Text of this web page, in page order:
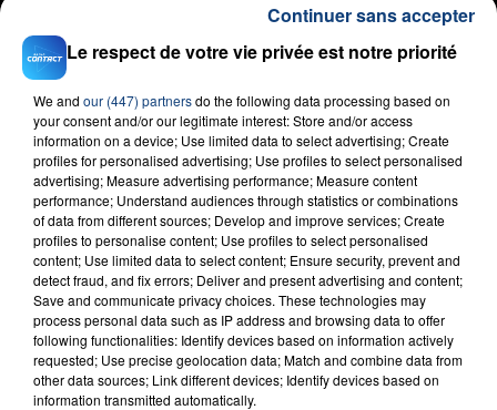
Creepin
FIL D'ACTU
Le respect de votre vie privée est notre priorité
We and our (447) partnersdo the following data processing based on
your consent and/or our legitimate interest: Store and/or access
information on a device; Use limited data to select advertising; Create
profiles for personalised advertising; Use profiles to select personalised
advertising; Measure advertising performance; Measure content
performance; Understand audiences through statistics or combinations
of data from different sources; Develop and improve services; Create
profiles to personalise content; Use profiles to select personalised
content; Use limited data to select content; Ensure security, prevent and
detect fraud, and fix errors; Deliver and present advertising and content;
Save and communicate privacy choices. These technologies may
process personal data such as IP address and browsing data to offer
following functionalities: Identify devices based on information actively
requested; Use precise geolocation data; Match and combine data from
other data sources; Link different devices; Identify devices based on
information transmitted automatically.
Continuer sans accepter